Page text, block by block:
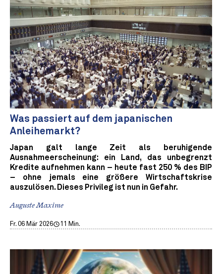
Was passiert auf dem japanischen
Anleihemarkt?
Japan galt lange Zeit als beruhigende
Ausnahmeerscheinung: ein Land, das unbegrenzt
Kredite aufnehmen kann – heute fast 250 % des BIP
– ohne jemals eine größere Wirtschaftskrise
auszulösen. Dieses Privileg ist nun in Gefahr.
Auguste Maxime
Fr. 06 Mär 2026 11 Min.